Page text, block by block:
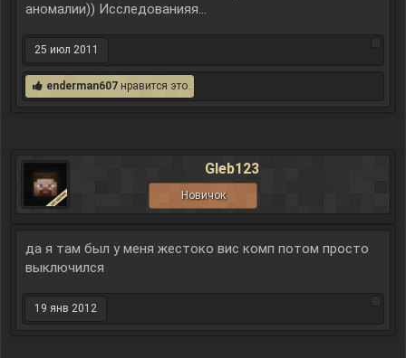
аномалии)) Исследованияя...
25 июл 2011
enderman607 нравится это.
Gleb123
Новичок
да я там был у меня жестоко вис комп потом просто
выключился
19 янв 2012